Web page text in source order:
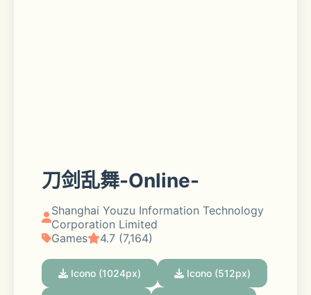
刀剑乱舞-Online-
Shanghai Youzu Information Technology
Corporation Limited
Games
4.7 (7,164)
Icono (1024px) Icono (512px)